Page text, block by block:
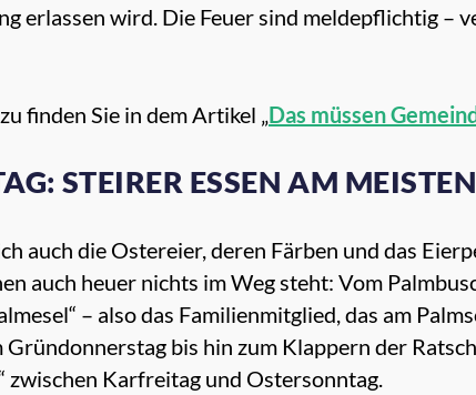
erlassen wird. Die Feuer sind meldepflichtig –
finden Sie in dem Artikel „Das müssen
STEIRER ESSEN AM
auch die Ostereier, deren Färben und das
auch heuer nichts im Weg steht: Vom
– also das Familienmitglied, das am
Gründonnerstag bis hin zum Klappern der
zwischen Karfreitag und Ostersonntag.